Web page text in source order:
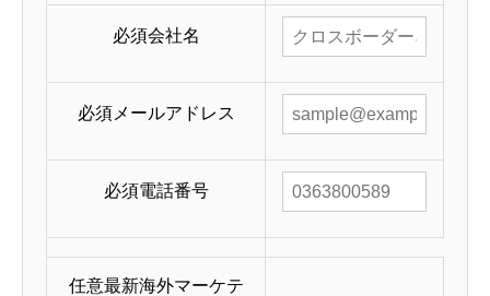
必須会社名
必須メールアドレス
必須電話番号
任意最新海外マーケテ